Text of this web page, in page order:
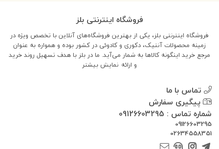
فروشگاه اینترنتی بلز
فروشگاه اینترنتی بلز، یکی از بهترین فروشگاه‌های آنلاین با تخصص ویژه در
زمینه محصولات آنتیک، دکوری و کادوئی در کشور بوده و همواره به عنوان
مرجع خرید اینگونه کالاها به شمار می‌آید. ما در بلز با هدف تسهیل روند خرید
و ارائه نمایش بیشتر
تماس با ما
پیگیری سفارش
شماره تماس : 09126603295
09126603295
02634558351